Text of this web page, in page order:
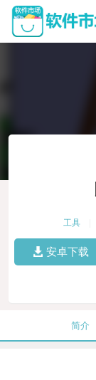
工具
安卓下载
简介